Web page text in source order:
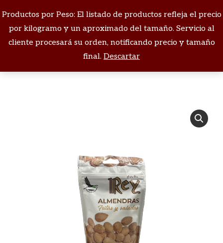
Productos por Peso: El listado de productos refleja el precio
por kilogramo y un aproximado del tamaño. Servicio al
cliente procesará su orden, notificando precio y tamaño
final. Descartar
Buscar:
Estás aquí: